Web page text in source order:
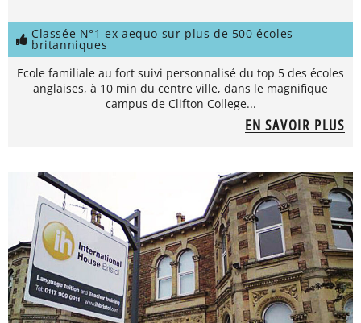
Classée N°1 ex aequo sur plus de 500 écoles
britanniques
Ecole familiale au fort suivi personnalisé du top 5 des écoles
anglaises, à 10 min du centre ville, dans le magnifique
campus de Clifton College...
EN SAVOIR PLUS